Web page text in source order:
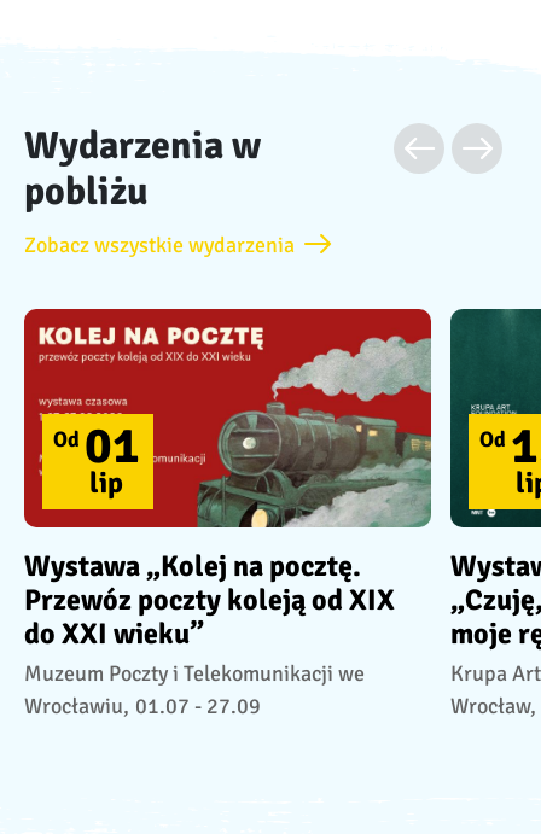
Wydarzenia w
pobliżu
Zobacz wszystkie wydarzenia
Od 01
lip
Wystawa „Kolej na pocztę.
Przewóz poczty koleją od XIX
do XXI wieku”
Muzeum Poczty i Telekomunikacji we
Wrocławiu, 01.07 - 27.09
Od
moje
Krupa
Wrocław,